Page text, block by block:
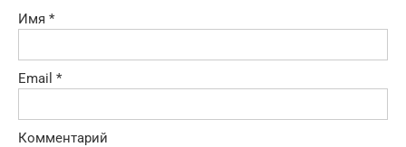
Имя *
Email *
Комментарий